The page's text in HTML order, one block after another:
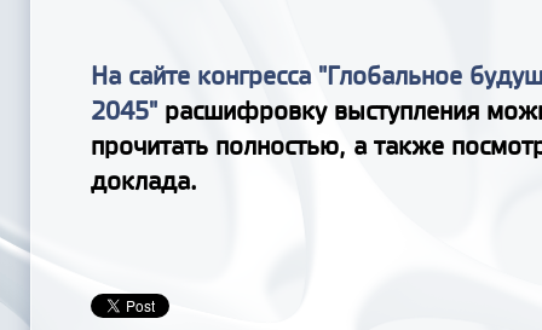
На сайте конгресса "Глобальное
2045" расшифровку выступления
прочитать полностью, а также
доклада.